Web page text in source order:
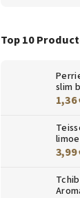
Top 10
slim
1,36
3,99